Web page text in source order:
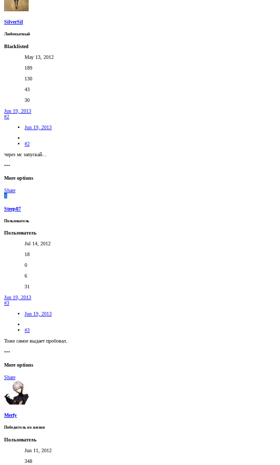
SilverSil
Любопытный
Blacklisted
May 13, 2012
189
130
43
30
Jun 19, 2013
#2
Jun 19, 2013
#2
через мс запускай...
•••
More options
Share
S
Steep87
Пользователь
Пользователь
Jul 14, 2012
18
0
6
31
Jun 19, 2013
#3
Jun 19, 2013
#3
Тоже самое выдает пробовал.
•••
More options
Share
Merfy
Победитель по жизни
Пользователь
Jun 11, 2012
348